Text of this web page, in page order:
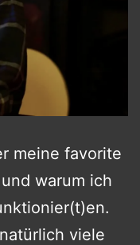
meine favorite
warum ich
viele